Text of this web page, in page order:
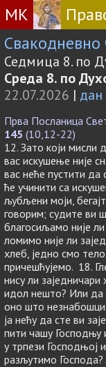
МК
Седмица 8. по
Среда 8. по
22.07.2026 | дан
Прва Посланица
145 (10,12-22)
12. Зато који мисли
вас искушење није
вас неће пустити
ће учинити са
љубљени моји,
говорим; судите ви
благосиљамо није
ломимо није ли
хлеб, једно смо
причешћујемо. 18.
нису ли
идол нешто? Или да
оно што незнабошци
ја нећу да сте ви
пити чашу Господњу
у трпези Господњој
разљутимо Господа?